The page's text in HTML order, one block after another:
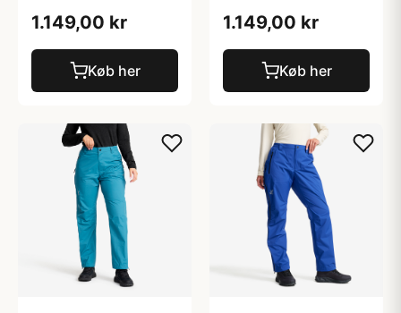
1.149,00 kr
Køb her
1.149,00 kr
Køb her